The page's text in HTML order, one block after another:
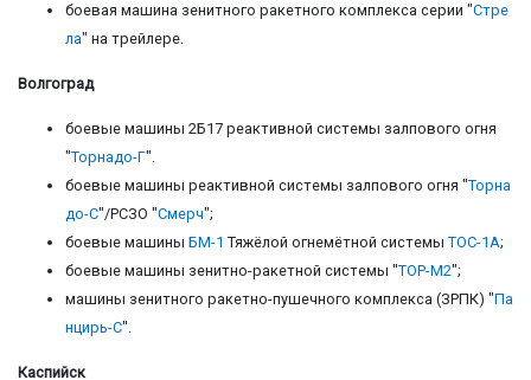
боевая машина зенитного ракетного комплекса серии "Стре
ла" на трейлере.
Волгоград
боевые машины 2Б17 реактивной системы залпового огня
"Торнадо-Г".
боевые машины реактивной системы залпового огня "Торна
до-С"/РСЗО "Смерч";
боевые машины БМ-1 Тяжёлой огнемётной системы ТОС-1А;
боевые машины зенитно-ракетной системы "ТОР-М2";
машины зенитного ракетно-пушечного комплекса (ЗРПК) "Па
нцирь-С".
Каспийск